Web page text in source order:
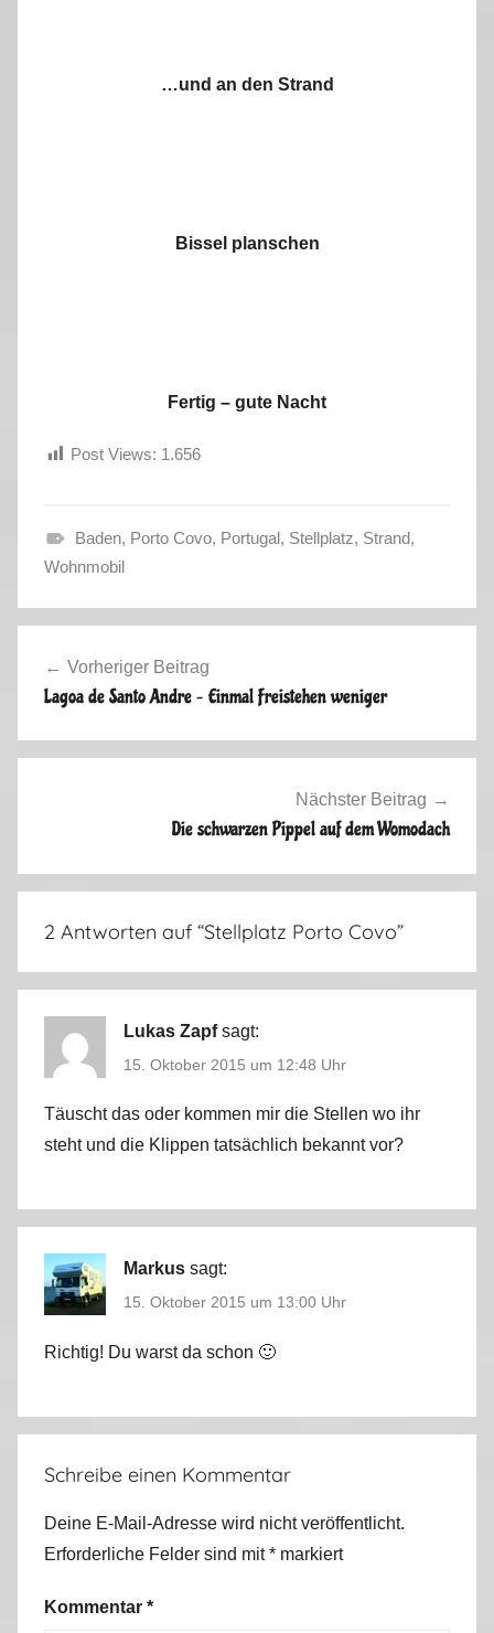
…und an den Strand
Bissel planschen
Fertig – gute Nacht
Post Views: 1.656
F
a
e
,
P
o
g
a
l
1
5
Baden, Porto Covo, Portugal, Stellplatz, Strand,
Wohnmobil
Vorheriger Beitrag
Lagoa de Santo Andre – Einmal Freistehen weniger
Nächster Beitrag
Die schwarzen Pippel auf dem Womodach
2 Antworten auf “Stellplatz Porto Covo”
Lukas Zapf sagt:
15. Oktober 2015 um 12:48 Uhr
Täuscht das oder kommen mir die Stellen wo ihr
steht und die Klippen tatsächlich bekannt vor?
Markus sagt:
15. Oktober 2015 um 13:00 Uhr
Richtig! Du warst da schon 🙂
Schreibe einen Kommentar
Deine E-Mail-Adresse wird nicht veröffentlicht.
Erforderliche Felder sind mit* markiert
Kommentar *